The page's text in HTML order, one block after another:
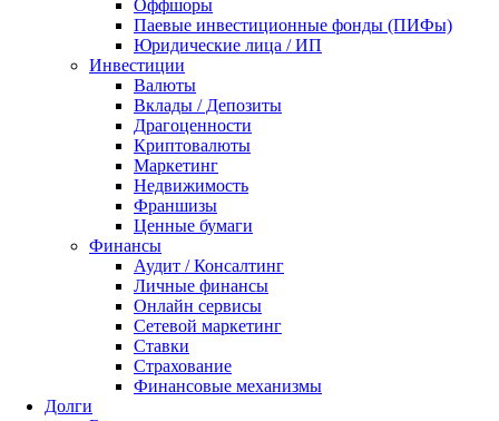
Оффшоры
Паевые инвестиционные фонды (ПИФы)
Юридические лица / ИП
Инвестиции
Валюты
Вклады / Депозиты
Драгоценности
Криптовалюты
Маркетинг
Недвижимость
Франшизы
Ценные бумаги
Финансы
Аудит / Консалтинг
Личные финансы
Онлайн сервисы
Сетевой маркетинг
Ставки
Страхование
Финансовые механизмы
Долги